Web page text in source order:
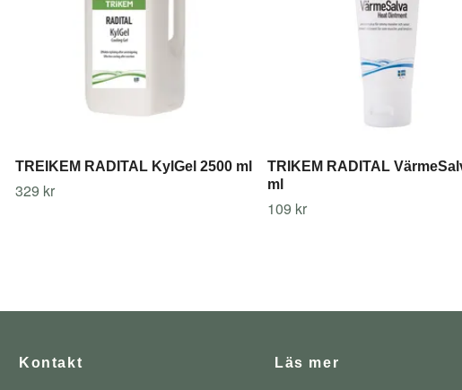
TREIKEM RADITAL KylGel 2500 ml
329 kr
TRIKEM RADITAL
ml
109 kr
Kontakt Läs mer